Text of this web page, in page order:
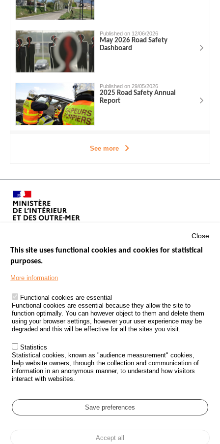
Published on 12/06/2026
May 2026 Road Safety
Dashboard
Published on 29/05/2026
2025 Road Safety Annual
Report
See more
Footer
PROCESSING OF PERSONAL DATA FROM ROAD ACCIDENTS
KNOWLEDGE CENTRE
CALL FOR RESEARCH PROJECTS
ROAD SAFETY POLICY
Outils
EVENTS
GLOSSARY
Cookie settings
Personal data protection and Cookies
Close
This site uses functional cookies and cookies for statistical
purposes.
More information
Functional cookies are essential
Functional cookies are essential because they allow the site to
function optimally. You can however object to them and delete them
using your browser settings, however your user experience may be
degraded and this will be effective for all the sites you visit.
Statistics
Statistical cookies, known as "audience measurement" cookies,
help website owners, through the collection and communication of
information in an anonymous manner, to understand how visitors
interact with websites.
Save preferences
Accept all